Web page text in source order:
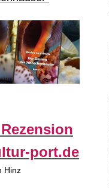
port.de
Hinz